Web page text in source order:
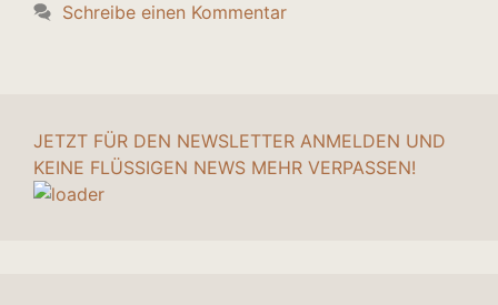
Schreibe einen Kommentar
JETZT FÜR DEN NEWSLETTER ANMELDEN UND
KEINE FLÜSSIGEN NEWS MEHR VERPASSEN!